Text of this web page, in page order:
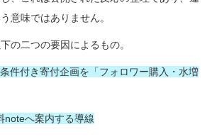
意味ではありません。
の二つの要因によるもの。
件付き寄付企画を「フォロワー購入・水増
へ案内する導線